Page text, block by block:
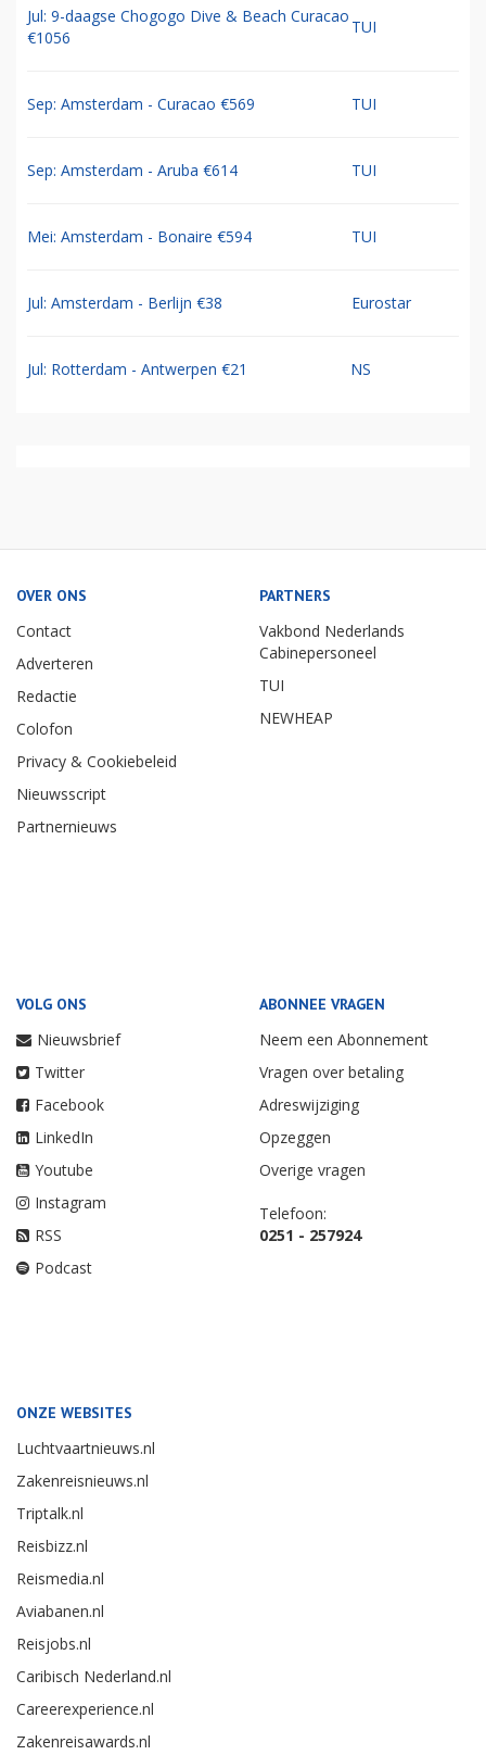
Jul: 9-daagse Chogogo Dive & Beach Curacao
€1056
TUI
Sep: Amsterdam - Curacao €569 TUI
Sep: Amsterdam - Aruba €614 TUI
Mei: Amsterdam - Bonaire €594 TUI
Jul: Amsterdam - Berlijn €38 Eurostar
Jul: Rotterdam - Antwerpen €21 NS
OVER ONS
Contact
Adverteren
Redactie
Colofon
Privacy & Cookiebeleid
Nieuwsscript
Partnernieuws
PARTNERS
Vakbond Nederlands
Cabinepersoneel
TUI
NEWHEAP
VOLG ONS
Nieuwsbrief
Twitter
Facebook
LinkedIn
Youtube
Instagram
RSS
Podcast
ABONNEE VRAGEN
Neem een Abonnement
Vragen over betaling
Adreswijziging
Opzeggen
Overige vragen
Telefoon:
0251 - 257924
ONZE WEBSITES
Luchtvaartnieuws.nl
Zakenreisnieuws.nl
Triptalk.nl
Reisbizz.nl
Reismedia.nl
Aviabanen.nl
Reisjobs.nl
Caribisch Nederland.nl
Careerexperience.nl
Zakenreisawards.nl